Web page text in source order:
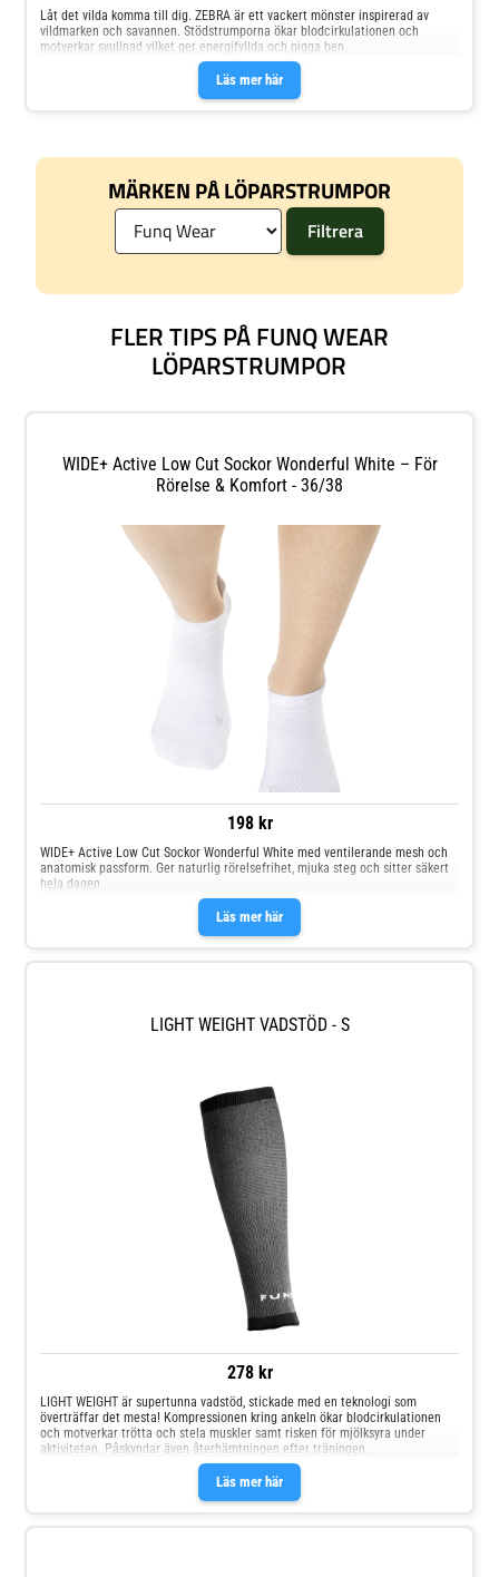
Läs mer här
Låt det vilda komma till dig. ZEBRA är ett vackert mönster inspirerad av
vildmarken och savannen. Stödstrumporna ökar blodcirkulationen och
motverkar svullnad vilket ger energifyllda och pigga ben.
MÄRKEN PÅ LÖPARSTRUMPOR
FLER TIPS PÅ FUNQ WEAR
LÖPARSTRUMPOR
WIDE+ Active Low Cut Sockor Wonderful White – För
Rörelse & Komfort - 36/38
198 kr
Läs mer här
WIDE+ Active Low Cut Sockor Wonderful White med ventilerande mesh och
anatomisk passform. Ger naturlig rörelsefrihet, mjuka steg och sitter säkert
hela dagen.
LIGHT WEIGHT VADSTÖD - S
278 kr
Läs mer här
LIGHT WEIGHT är supertunna vadstöd, stickade med en teknologi som
överträffar det mesta! Kompressionen kring ankeln ökar blodcirkulationen
och motverkar trötta och stela muskler samt risken för mjölksyra under
aktiviteten. Påskyndar även återhämtningen efter träningen.